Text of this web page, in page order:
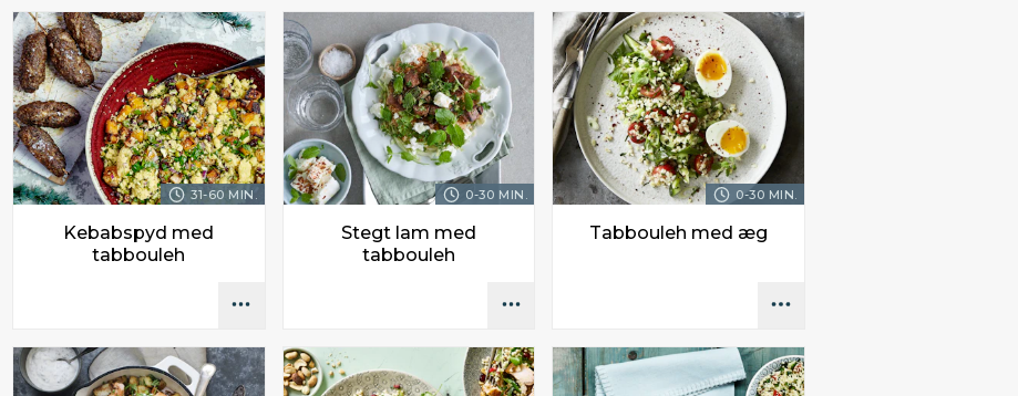
31-60 MIN.
Kebabspyd med
tabbouleh
0-30 MIN.
Stegt lam med
tabbouleh
0-30 MIN.
Tabbouleh med æg